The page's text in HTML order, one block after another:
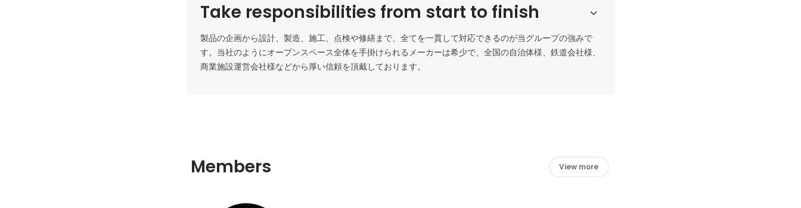
Take responsibilities from start to finish
製品の企画から設計、製造、施工、点検や修繕まで、全てを一貫して対応できるのが当グループの強みで
す。当社のようにオープンスペース全体を手掛けられるメーカーは希少で、全国の自治体様、鉄道会社様、
商業施設運営会社様などから厚い信頼を頂戴しております。
Members View more